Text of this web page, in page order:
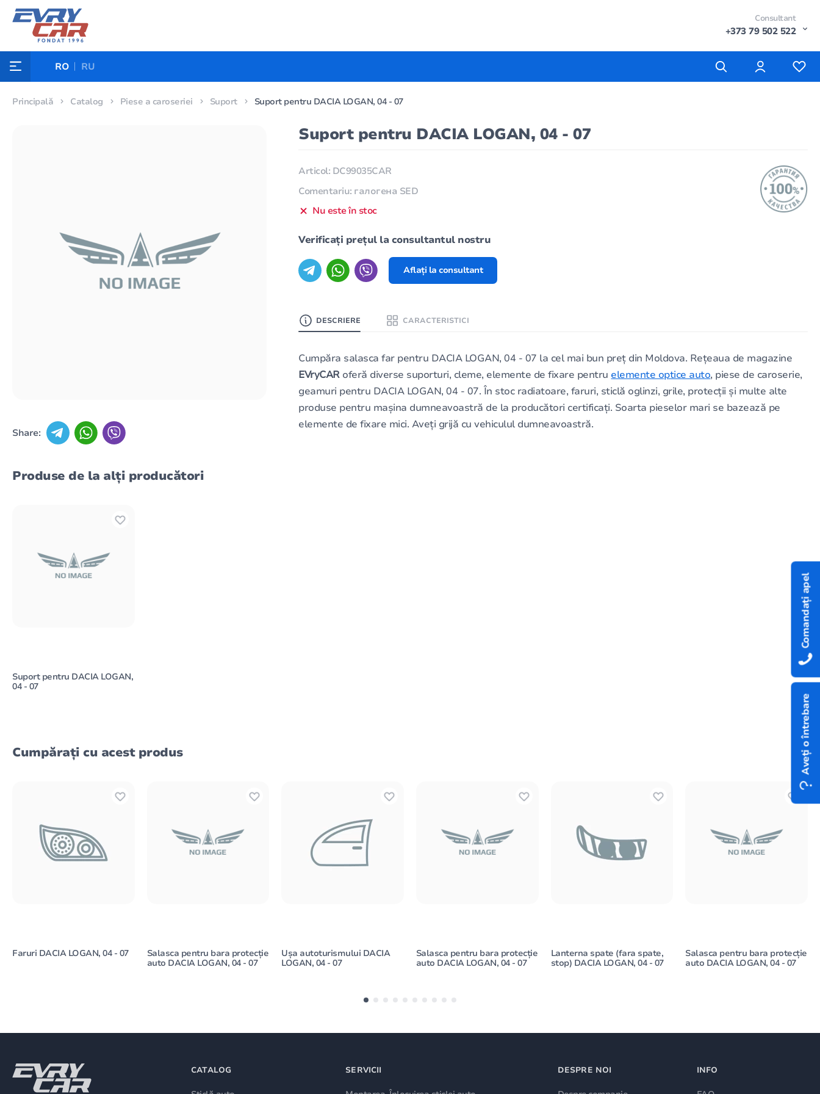
Consultant
+373 79 502 522
RO RU
Principală Catalog Piese a caroseriei Suport Suport pentru DACIA LOGAN, 04 - 07
Share:
Suport pentru DACIA LOGAN, 04 - 07
Articol: DC99035CAR
Comentariu: галогена SED
Nu este în stoc
Verificați prețul la consultantul nostru
Aflați la consultant
DESCRIERE CARACTERISTICI
Сumpăra salasca far pentru DACIA LOGAN, 04 - 07 la cel mai bun preț din Moldova. Rețeaua de magazine
EVryCARoferă diverse suporturi, cleme, elemente de fixare pentru elemente optice auto, piese de caroserie,
geamuri pentru DACIA LOGAN, 04 - 07. În stoc radiatoare, faruri, sticlă oglinzi, grile, protecții și multe alte
produse pentru mașina dumneavoastră de la producători certificați. Soarta pieselor mari se bazează pe
elemente de fixare mici. Aveți grijă cu vehiculul dumneavoastră.
Produse de la alți producători
Suport pentru DACIA LOGAN,
04 - 07
Cumpărați cu acest produs
Faruri DACIA LOGAN, 04 - 07
Salasca pentru bara protecție
auto DACIA LOGAN, 04 - 07
Ușa autoturismului DACIA
LOGAN, 04 - 07
Salasca pentru bara protecție
auto DACIA LOGAN, 04 - 07
Lanterna spate (fara spate,
stop) DACIA LOGAN, 04 - 07
Salasca pentru bara protecție
auto DACIA LOGAN, 04 - 07
Aveți o întrebare
Comandați apel
CATALOG SERVICII DESPRE NOI INFO